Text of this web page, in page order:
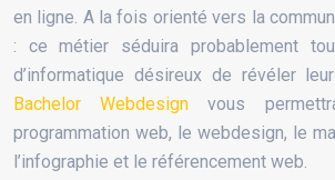
en ligne. A la fois orienté vers la
: ce métier séduira probablement
d’informatique désireux de révéler
Bachelor Webdesign vous
programmation web, le webdesign, le
l’infographie et le référencement web.